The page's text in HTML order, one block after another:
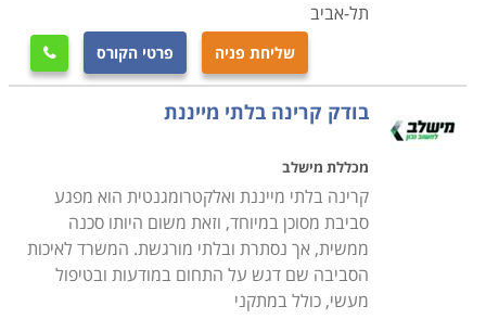
אותם קורסים מקצועיים בתחום כמו קורס ניהול אחזקה,
תל-אביב
שליחת פניה פרטי הקורס 
בודק קרינה בלתי מייננת
מכללת מישלב
קרינה בלתי מייננת ואלקטרומגנטית הוא מפגע
סביבת מסוכן במיוחד, וזאת משום היותו סכנה
ממשית, אך נסתרת ובלתי מורגשת. המשרד לאיכות
הסביבה שם דגש על התחום במודעות ובטיפול
מעשי, כולל במתקני